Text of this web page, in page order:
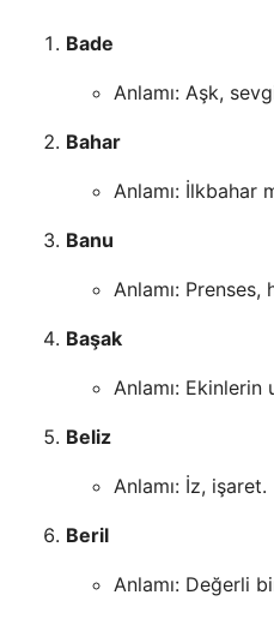
Bade
Anlamı: Aşk,
Bahar
Anlamı: İlkbahar
Banu
Anlamı: Prenses,
Başak
Anlamı: Ekinlerin
Beliz
Anlamı: İz, işaret.
Beril
Anlamı: Değerli